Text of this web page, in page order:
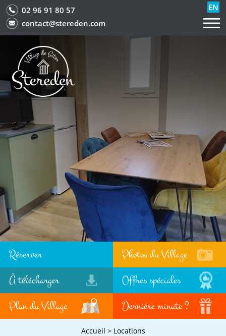
02 96 91 80 57
contact@stereden.com
EN
Réserver
Photos du Village
À télécharger
Offres spéciales
Plan du Village
Dernière minute ?
Accueil > Locations